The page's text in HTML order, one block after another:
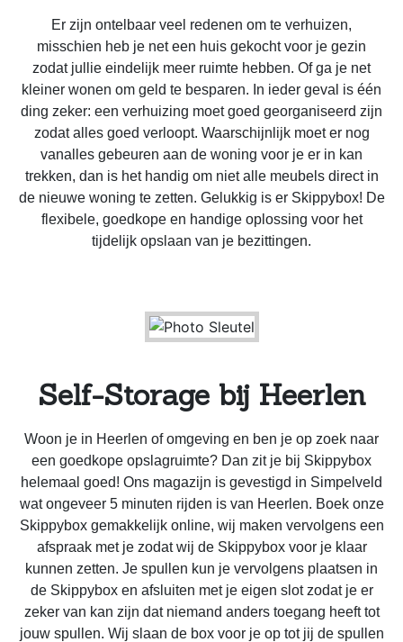
Er zijn ontelbaar veel redenen om te verhuizen,
misschien heb je net een huis gekocht voor je gezin
zodat jullie eindelijk meer ruimte hebben. Of ga je net
kleiner wonen om geld te besparen. In ieder geval is één
ding zeker: een verhuizing moet goed georganiseerd zijn
zodat alles goed verloopt. Waarschijnlijk moet er nog
vanalles gebeuren aan de woning voor je er in kan
trekken, dan is het handig om niet alle meubels direct in
de nieuwe woning te zetten. Gelukkig is er Skippybox! De
flexibele, goedkope en handige oplossing voor het
tijdelijk opslaan van je bezittingen.
Self-Storage bij Heerlen
Woon je in Heerlen of omgeving en ben je op zoek naar
een goedkope opslagruimte? Dan zit je bij Skippybox
helemaal goed! Ons magazijn is gevestigd in Simpelveld
wat ongeveer 5 minuten rijden is van Heerlen. Boek onze
Skippybox gemakkelijk online, wij maken vervolgens een
afspraak met je zodat wij de Skippybox voor je klaar
kunnen zetten. Je spullen kun je vervolgens plaatsen in
de Skippybox en afsluiten met je eigen slot zodat je er
zeker van kan zijn dat niemand anders toegang heeft tot
jouw spullen. Wij slaan de box voor je op tot jij de spullen